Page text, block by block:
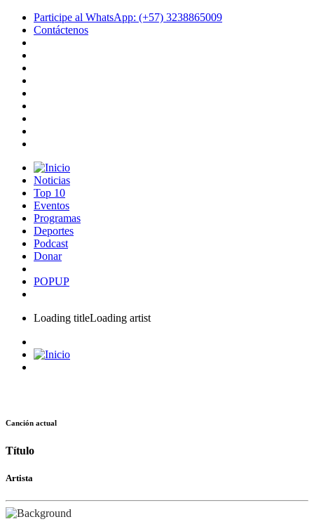
Participe al WhatsApp: (+57) 3238865009
Contáctenos
Noticias
Top 10
Eventos
Programas
Deportes
Podcast
Donar
POPUP
Loading titleLoading artist
Canción actual
Título
Artista